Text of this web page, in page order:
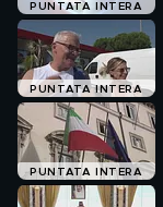
PUNTATA INTERA
PUNTATA INTERA
PUNTATA INTERA